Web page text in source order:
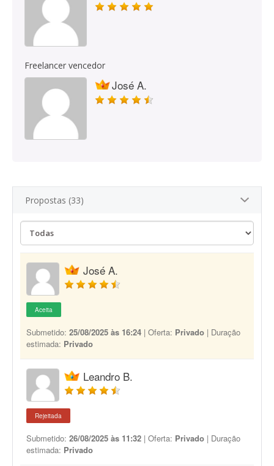
Freelancer vencedor
José A.
Propostas (33)
José A.
Aceita
Submetido: 25/08/2025 às 16:24 | Oferta: Privado | Duração
estimada: Privado
Leandro B.
Rejeitada
Submetido: 26/08/2025 às 11:32 | Oferta: Privado | Duração
estimada: Privado